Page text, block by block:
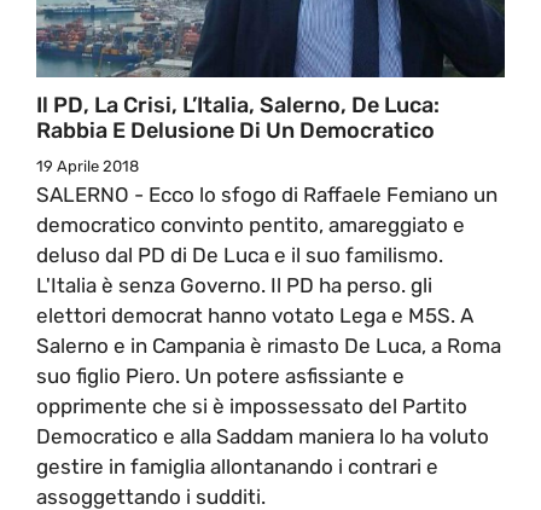
Il PD, La Crisi, L’Italia, Salerno, De Luca:
Rabbia E Delusione Di Un Democratico
19 Aprile 2018
SALERNO - Ecco lo sfogo di Raffaele Femiano un
democratico convinto pentito, amareggiato e
deluso dal PD di De Luca e il suo familismo.
L'Italia è senza Governo. Il PD ha perso. gli
elettori democrat hanno votato Lega e M5S. A
Salerno e in Campania è rimasto De Luca, a Roma
suo figlio Piero. Un potere asfissiante e
opprimente che si è impossessato del Partito
Democratico e alla Saddam maniera lo ha voluto
gestire in famiglia allontanando i contrari e
assoggettando i sudditi.